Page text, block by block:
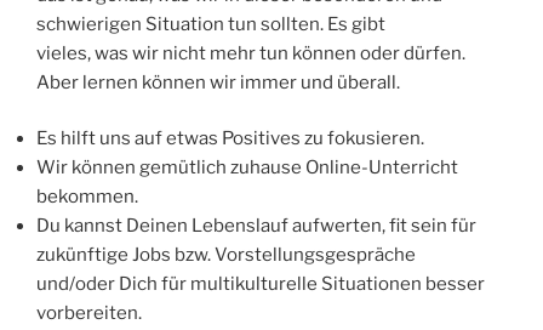
schwierigen Situation tun sollten. Es gibt
vieles, was wir nicht mehr tun können oder dürfen.
Aber lernen können wir immer und überall.
Es hilft uns auf etwas Positives zu fokusieren.
Wir können gemütlich zuhause Online-Unterricht
bekommen.
Du kannst Deinen Lebenslauf aufwerten, fit sein für
zukünftige Jobs bzw. Vorstellungsgespräche
und/oder Dich für multikulturelle Situationen besser
vorbereiten.